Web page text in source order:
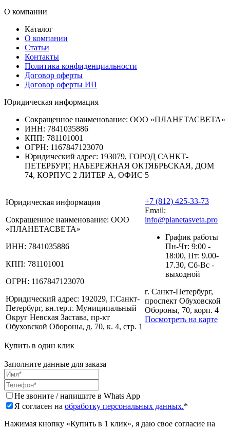
О компании
Каталог
О компании
Статьи
Контакты
Политика конфиденциальности
Договор оферты
Договор оферты ИП
Юридическая информация
Сокращенное наименование: ООО «ПЛАНЕТАСВЕТА»
ИНН: 7841035886
КПП: 781101001
ОГРН: 1167847123070
Юридический адрес: 193079, ГОРОД САНКТ-
ПЕТЕРБУРГ, НАБЕРЕЖНАЯ ОКТЯБРЬСКАЯ, ДОМ
74, КОРПУС 2 ЛИТЕР А, ОФИС 5
Юридическая информация
Сокращенное наименование: ООО
«ПЛАНЕТАСВЕТА»
ИНН: 7841035886
КПП: 781101001
ОГРН: 1167847123070
Юридический адрес: 192029, Г.Санкт-
Петербург, вн.тер.г. Муниципальный
Округ Невская Застава, пр-кт
Обуховской Обороны, д. 70, к. 4, стр. 1
+7 (812) 425-33-73
Email:
info@planetasveta.pro
График работы
Пн-Чт: 9:00 -
18:00, Пт: 9.00-
17.30, Сб-Вс -
выходной
г. Санкт-Петербург,
проспект Обуховской
Обороны, 70, корп. 4
Посмотреть на карте
Купить в один клик
Заполните данные для заказа
Не звоните / напишите в Whats App
Я согласен на обработку персональных данных.*
Нажимая кнопку «Купить в 1 клик», я даю свое согласие на